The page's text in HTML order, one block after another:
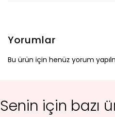
Yorumlar
Bu ürün için henüz yorum
Senin için bazı